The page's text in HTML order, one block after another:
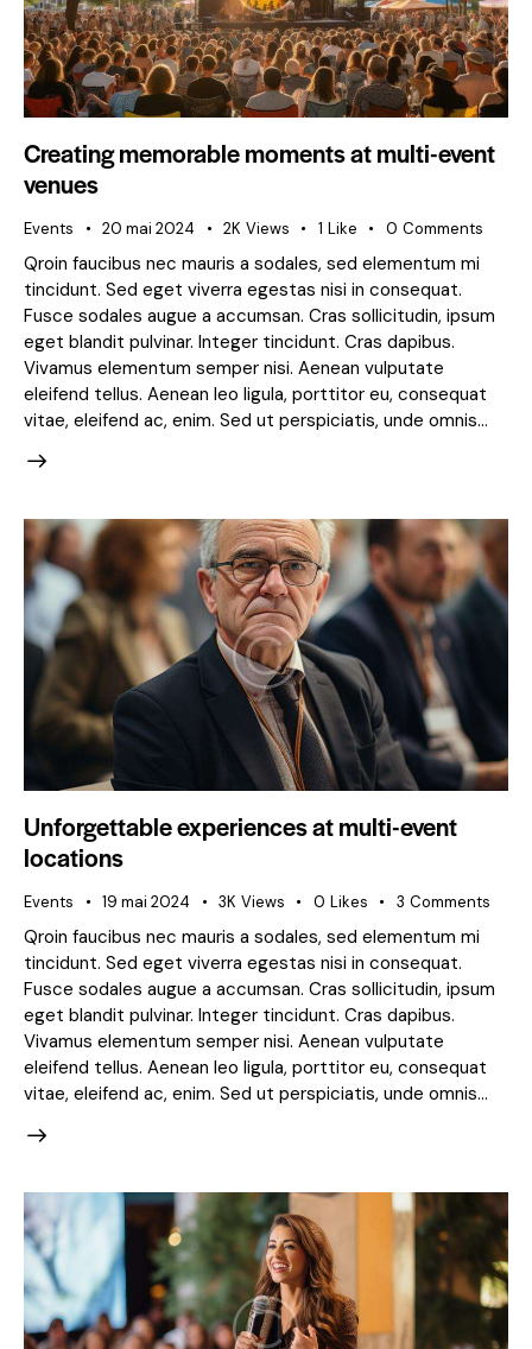
Creating memorable moments at multi-event
venues
Events 20 mai 2024 2K Views 1 Like 0 Comments
Qroin faucibus nec mauris a sodales, sed elementum mi
tincidunt. Sed eget viverra egestas nisi in consequat.
Fusce sodales augue a accumsan. Cras sollicitudin, ipsum
eget blandit pulvinar. Integer tincidunt. Cras dapibus.
Vivamus elementum semper nisi. Aenean vulputate
eleifend tellus. Aenean leo ligula, porttitor eu, consequat
vitae, eleifend ac, enim. Sed ut perspiciatis, unde omnis…
Unforgettable experiences at multi-event
locations
Events 19 mai 2024 3K Views 0 Likes 3 Comments
Qroin faucibus nec mauris a sodales, sed elementum mi
tincidunt. Sed eget viverra egestas nisi in consequat.
Fusce sodales augue a accumsan. Cras sollicitudin, ipsum
eget blandit pulvinar. Integer tincidunt. Cras dapibus.
Vivamus elementum semper nisi. Aenean vulputate
eleifend tellus. Aenean leo ligula, porttitor eu, consequat
vitae, eleifend ac, enim. Sed ut perspiciatis, unde omnis…